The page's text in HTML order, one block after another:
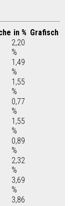
in % Grafisch
2,20
%
1,49
%
1,55
%
0,77
%
1,55
%
0,89
%
2,32
%
3,69
%
3,86